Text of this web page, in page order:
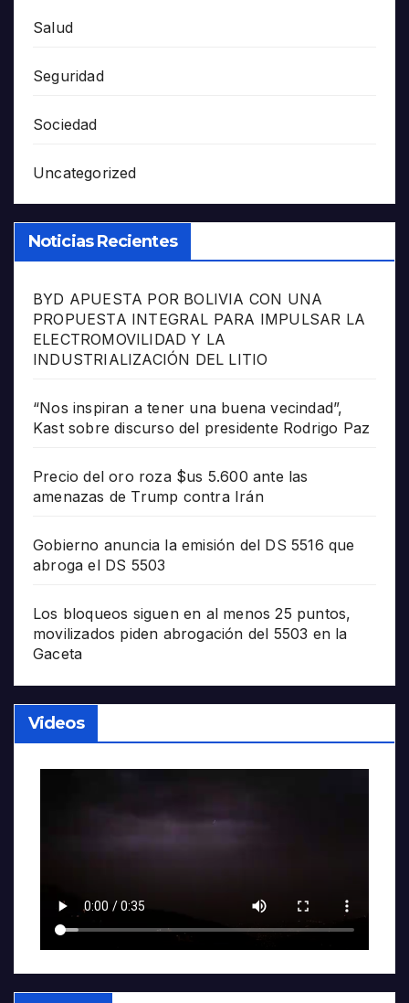
Salud
Seguridad
Sociedad
Uncategorized
Noticias Recientes
BYD APUESTA POR BOLIVIA CON UNA
PROPUESTA INTEGRAL PARA IMPULSAR LA
ELECTROMOVILIDAD Y LA
INDUSTRIALIZACIÓN DEL LITIO
“Nos inspiran a tener una buena vecindad”,
Kast sobre discurso del presidente Rodrigo Paz
Precio del oro roza $us 5.600 ante las
amenazas de Trump contra Irán
Gobierno anuncia la emisión del DS 5516 que
abroga el DS 5503
Los bloqueos siguen en al menos 25 puntos,
movilizados piden abrogación del 5503 en la
Gaceta
Videos